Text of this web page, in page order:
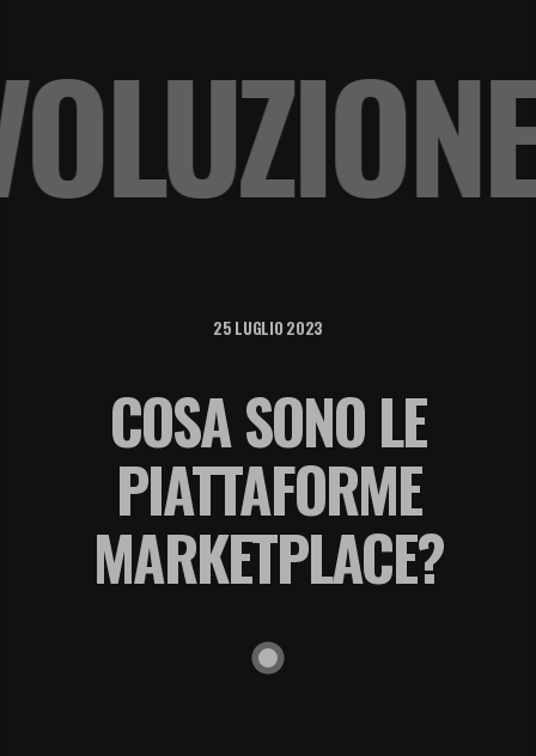
25 LUGLIO 2023
COSA SONO LE
PIATTAFORME
MARKETPLACE?